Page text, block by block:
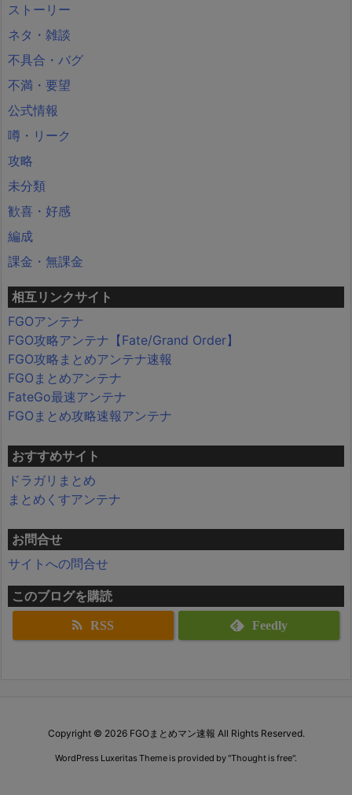
ストーリー
ネタ・雑談
不具合・バグ
不満・要望
公式情報
噂・リーク
攻略
未分類
歓喜・好感
編成
課金・無課金
相互リンクサイト
FGOアンテナ
FGO攻略アンテナ【Fate/Grand Order】
FGO攻略まとめアンテナ速報
FGOまとめアンテナ
FateGo最速アンテナ
FGOまとめ攻略速報アンテナ
おすすめサイト
ドラガリまとめ
まとめくすアンテナ
お問合せ
サイトへの問合せ
このブログを購読
RSS Feedly
Copyright © 2026 FGOまとめマン速報 All Rights Reserved.
WordPress Luxeritas Theme is provided by "Thought is free".